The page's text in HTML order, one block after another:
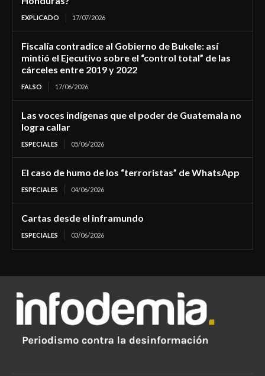
EXPLICADO 17/07/2026
Fiscalía contradice al Gobierno de Bukele: así
mintió el Ejecutivo sobre el “control total” de las
cárceles entre 2019 y 2022
FALSO 17/06/2026
Las voces indígenas que el poder de Guatemala no
logra callar
ESPECIALES 05/06/2026
El caso de humo de los “terroristas” de WhatsApp
ESPECIALES 04/06/2026
Cartas desde el inframundo
ESPECIALES 03/06/2026